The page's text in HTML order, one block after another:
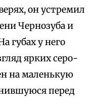
он устремил
Чернозуба и
губах у него
ярких серо-
на маленькую
перед